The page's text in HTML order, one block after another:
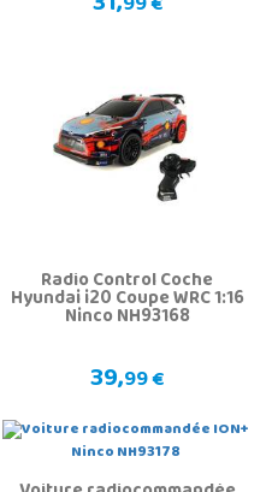
Radio Control Coche
Hyundai i20 Coupe WRC 1:16
Ninco NH93168
39,99 €